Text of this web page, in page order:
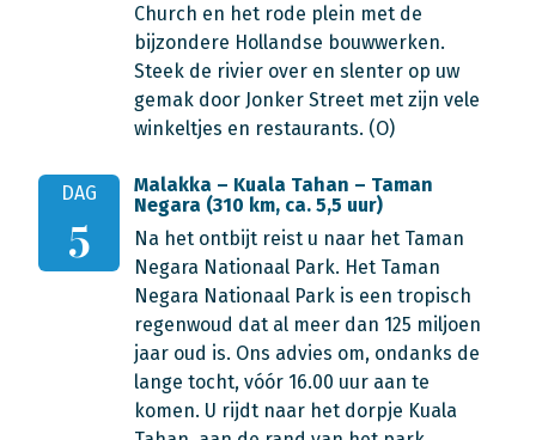
Church en het rode plein met de
bijzondere Hollandse bouwwerken.
Steek de rivier over en slenter op uw
gemak door Jonker Street met zijn vele
winkeltjes en restaurants. (O)
DAG
5
Malakka – Kuala Tahan – Taman
Negara (310 km, ca. 5,5 uur)
Na het ontbijt reist u naar het Taman
Negara Nationaal Park. Het Taman
Negara Nationaal Park is een tropisch
regenwoud dat al meer dan 125 miljoen
jaar oud is. Ons advies om, ondanks de
lange tocht, vóór 16.00 uur aan te
komen. U rijdt naar het dorpje Kuala